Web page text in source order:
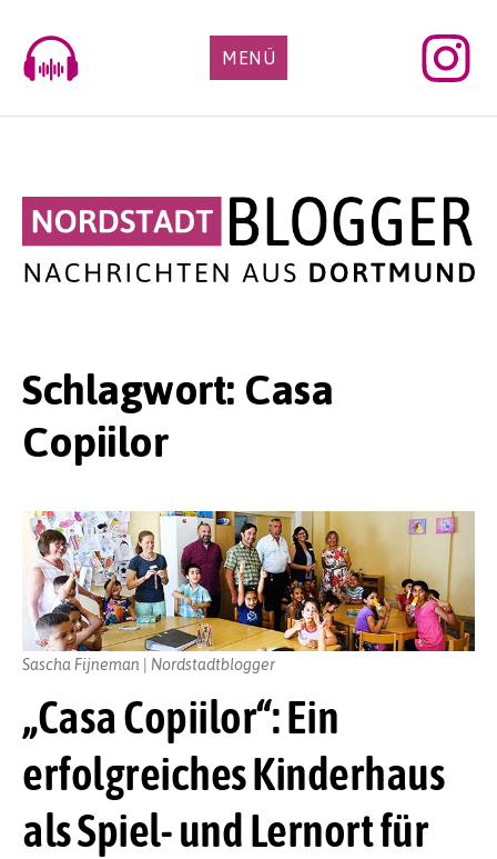
content
MENÜ
Schlagwort: Casa
Copiilor
„Casa Copiilor“: Ein
erfolgreiches Kinderhaus
als Spiel- und Lernort für
Sascha Fijneman | Nordstadtblogger